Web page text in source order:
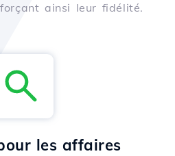
ainsi leur fidélité.
les affaires